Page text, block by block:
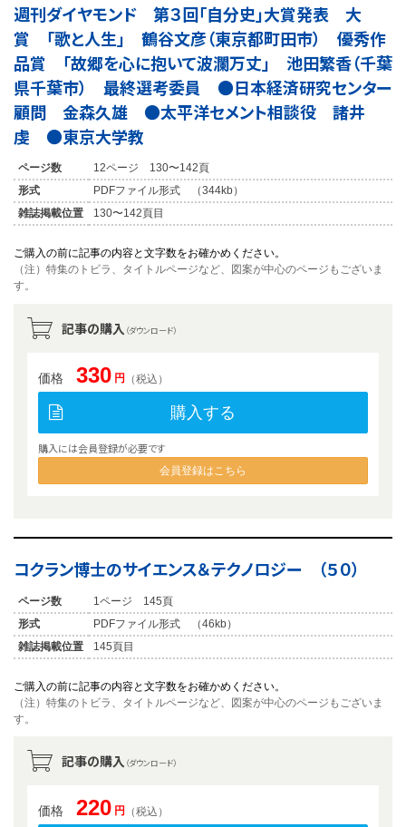
週刊ダイヤモンド 第３回「自分史」大賞発表 大
賞 「歌と人生」 鶴谷文彦（東京都町田市） 優秀作
品賞 「故郷を心に抱いて波瀾万丈」 池田繁香（千葉
県千葉市） 最終選考委員 ●日本経済研究センター
顧問 金森久雄 ●太平洋セメント相談役 諸井
虔 ●東京大学教
ページ数
12ページ 130〜142頁
形式
PDFファイル形式 （344kb）
雑誌掲載位置
130〜142頁目
ご購入の前に記事の内容と文字数をお確かめください。
（注）特集のトビラ、タイトルページなど、図案が中心のページもございま
す。
記事の購入 （ダウンロード）
価格 330 円 （税込）
購入する
購入には会員登録が必要です
会員登録はこちら
コクラン博士のサイエンス＆テクノロジー （５０）
ページ数
1ページ 145頁
形式
PDFファイル形式 （46kb）
雑誌掲載位置
145頁目
ご購入の前に記事の内容と文字数をお確かめください。
（注）特集のトビラ、タイトルページなど、図案が中心のページもございま
す。
記事の購入 （ダウンロード）
価格 220 円 （税込）